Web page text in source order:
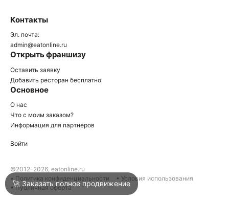
Войти
Написать в техподдержку
Контакты
Эл. почта:
admin@eatonline.ru
Открыть франшизу
Оставить заявку
Добавить ресторан бесплатно
Основное
О нас
Что с моим заказом?
Информация для партнеров
Войти
©2012-2026, eatonline.ru
• Политика конфиденциальности
• Условия использования
• Публичная оферта
🚀 Заказать полное продвижение